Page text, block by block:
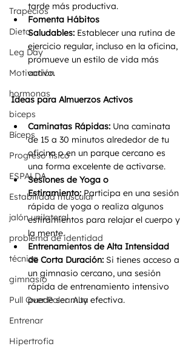
Trapecios
Dieta
Leg Day
Motivación
hormonas
biceps
Bíceps
Progreso físico
ESPALDA
Estabilidad muscular
jalón unilateral
problema de identidad
técnica
gimnasio
Pull Over Polea Alta
Entrenar
Hipertrofia
tarde más productiva.
Fomenta Hábitos
Saludables: Establecer una rutina de
ejercicio regular, incluso en la oficina,
promueve un estilo de vida más
activo.
Ideas para Almuerzos Activos
Caminatas Rápidas: Una caminata
de 15 a 30 minutos alrededor de tu
oficina o en un parque cercano es
una forma excelente de activarse.
Sesiones de Yoga o
Estiramiento: Participa en una sesión
rápida de yoga o realiza algunos
estiramientos para relajar el cuerpo y
la mente.
Entrenamientos de Alta Intensidad
de Corta Duración: Si tienes acceso a
un gimnasio cercano, una sesión
rápida de entrenamiento intensivo
puede ser muy efectiva.